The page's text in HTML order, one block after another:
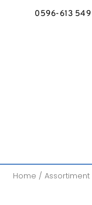
0596-613 549
Home /Assortiment